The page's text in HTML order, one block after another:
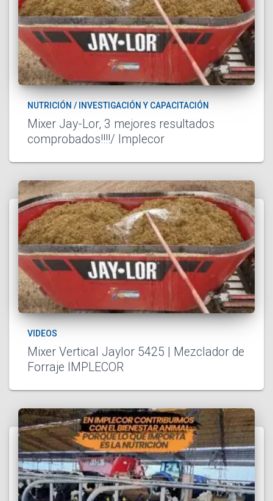
NUTRICIÓN / INVESTIGACIÓN Y CAPACITACIÓN
Mixer Jay-Lor, 3 mejores resultados
comprobados!!!!/ Implecor
VIDEOS
Mixer Vertical Jaylor 5425 | Mezclador de
Forraje IMPLECOR